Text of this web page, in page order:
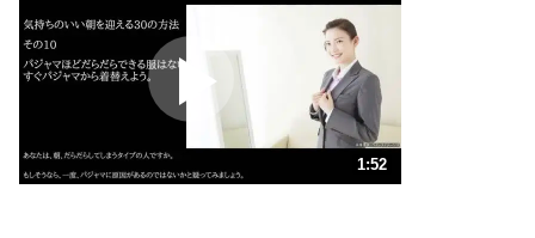
ポジティブになれない原因は、行動しないから。
ポジティブ思考になる30の方法
ストレス対策
人生、なんとかなるもの。
気楽に生きる30の方法
1:52